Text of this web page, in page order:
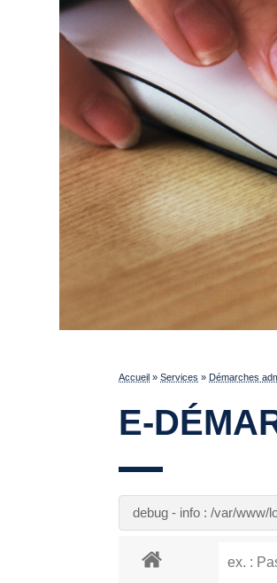
Accueil »Services » Démarches
E-
debug - info : /var/www/